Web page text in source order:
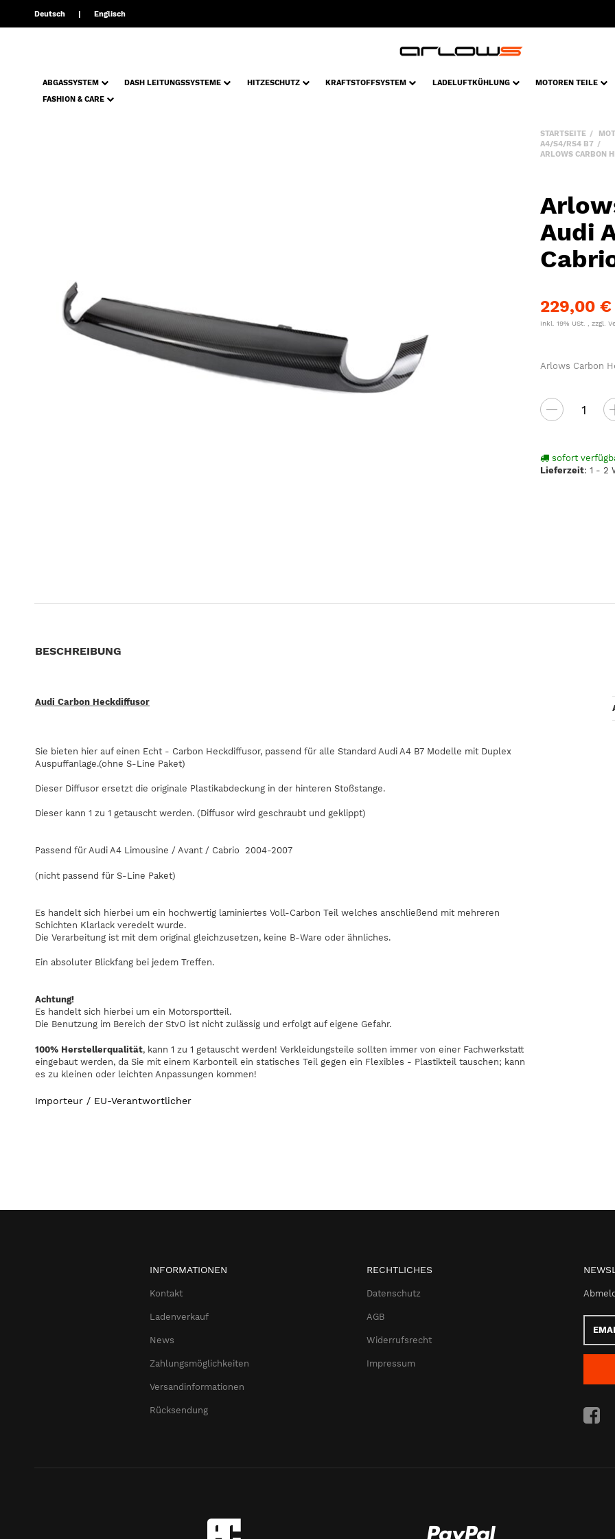
Deutsch Englisch
ABGASSYSTEM DASH LEITUNGSSYSTEME HITZESCHUTZ KRAFTSTOFFSYSTEM LADELUFTKÜHLUNG MOTOREN TEILE
FASHION & CARE
STARTSEITE
A4/S4/RS4 B7
ARLOWS CARBON
Audi
229,00 €
inkl. 19% USt. , zzgl.
Arlows Carbon
sofort
Lieferzeit:1 - 2
BESCHREIBUNG
Audi Carbon Heckdiffusor
Sie bieten hier auf einen Echt - Carbon Heckdiffusor, passend für alle Standard Audi A4 B7 Modelle mit Duplex
Auspuffanlage.(ohne S-Line Paket)
Dieser Diffusor ersetzt die originale Plastikabdeckung in der hinteren Stoßstange.
Dieser kann 1 zu 1 getauscht werden. (Diffusor wird geschraubt und geklippt)
Passend für Audi A4 Limousine / Avant / Cabrio 2004-2007
(nicht passend für S-Line Paket)
Es handelt sich hierbei um ein hochwertig laminiertes Voll-Carbon Teil welches anschließend mit mehreren
Schichten Klarlack veredelt wurde.
Die Verarbeitung ist mit dem original gleichzusetzen, keine B-Ware oder ähnliches.
Ein absoluter Blickfang bei jedem Treffen.
Achtung!
Es handelt sich hierbei um ein Motorsportteil.
Die Benutzung im Bereich der StvO ist nicht zulässig und erfolgt auf eigene Gefahr.
100% Herstellerqualität, kann 1 zu 1 getauscht werden! Verkleidungsteile sollten immer von einer Fachwerkstatt
eingebaut werden, da Sie mit einem Karbonteil ein statisches Teil gegen ein Flexibles - Plastikteil tauschen; kann
es zu kleinen oder leichten Anpassungen kommen!
Importeur / EU-Verantwortlicher
INFORMATIONEN
Kontakt
Ladenverkauf
News
Zahlungsmöglichkeiten
Versandinformationen
Rücksendung
RECHTLICHES
Datenschutz
AGB
Widerrufsrecht
Impressum
Email-